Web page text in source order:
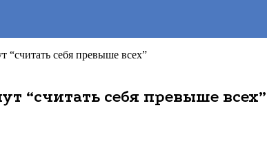
“считать себя превыше всех”
“считать себя превыше всех”